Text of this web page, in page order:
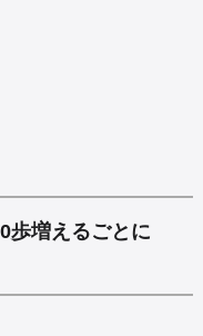
歩増えるごとに